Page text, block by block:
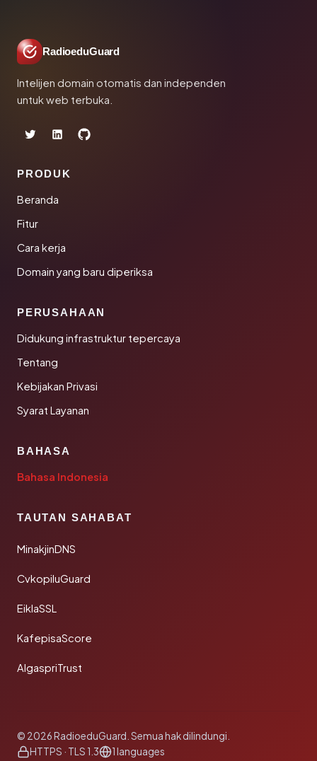
RadioeduGuard
Intelijen domain otomatis dan independen
untuk web terbuka.
PRODUK
Beranda
Fitur
Cara kerja
Domain yang baru diperiksa
PERUSAHAAN
Didukung infrastruktur tepercaya
Tentang
Kebijakan Privasi
Syarat Layanan
BAHASA
Bahasa Indonesia
TAUTAN SAHABAT
MinakjinDNS
CvkopiluGuard
EiklaSSL
KafepisaScore
AlgaspriTrust
© 2026 RadioeduGuard. Semua hak dilindungi.
HTTPS · TLS 1.3
1 languages